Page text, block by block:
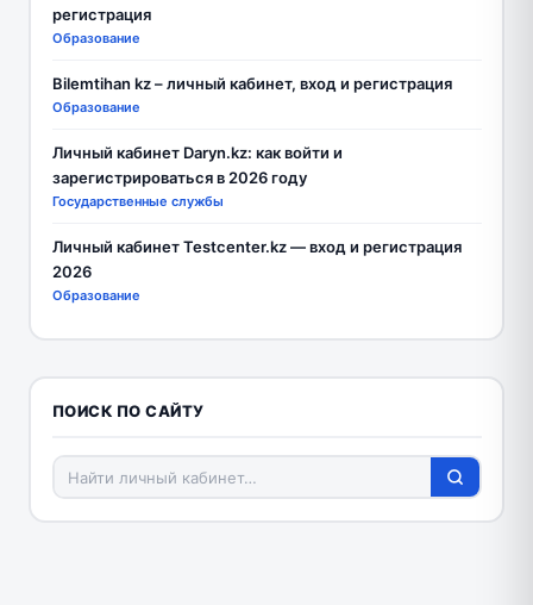
регистрация
Образование
Bilemtihan kz – личный кабинет, вход и регистрация
Образование
Личный кабинет Daryn.kz: как войти и
зарегистрироваться в 2026 году
Государственные службы
Личный кабинет Testcenter.kz — вход и регистрация
2026
Образование
ПОИСК ПО САЙТУ